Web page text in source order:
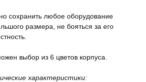
сохранить любое оборудование
размера, не бояться за его
выбор из 6 цветов корпуса.
характеристики: